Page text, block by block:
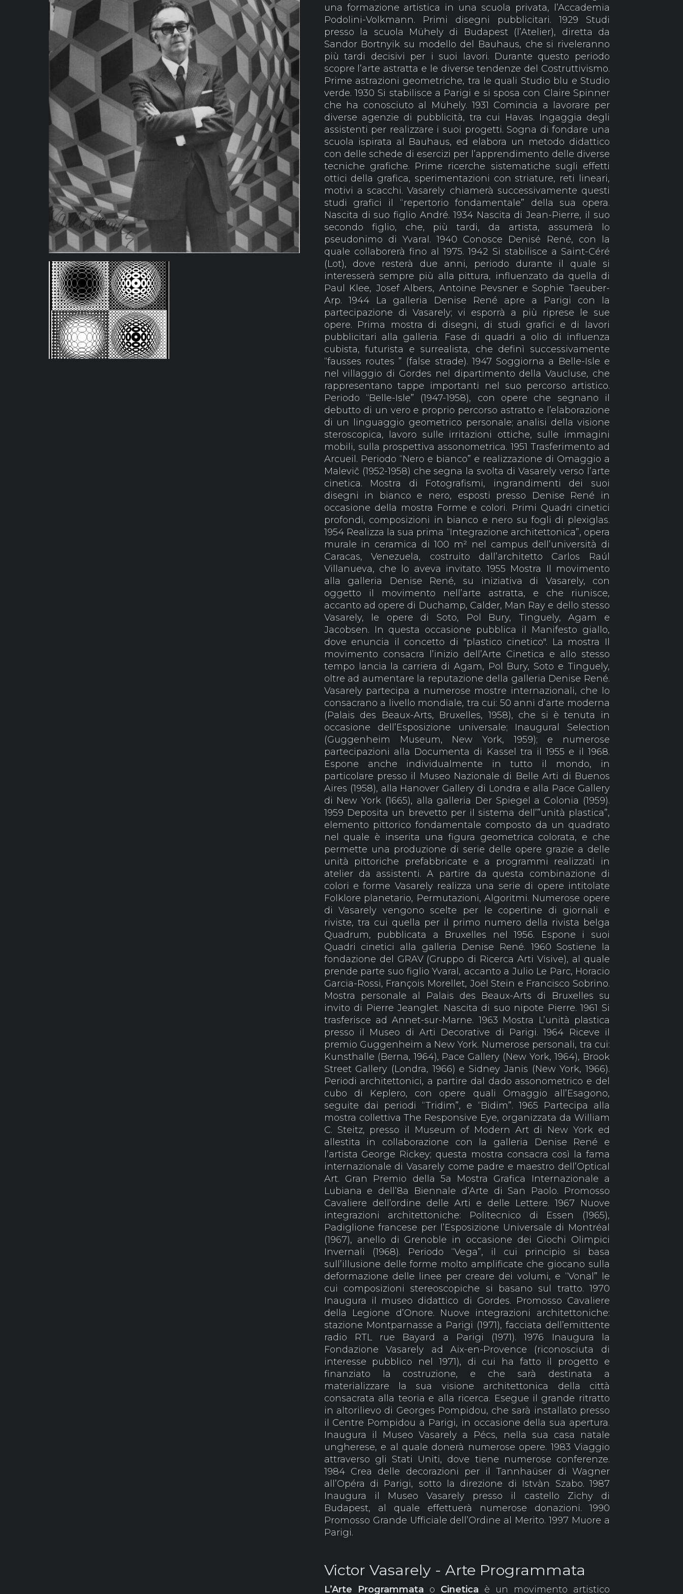
una formazione artistica in una scuola privata, l’Accademia
Podolini-Volkmann. Primi disegni pubblicitari. 1929 Studi
presso la scuola Mühely di Budapest (l’Atelier), diretta da
Sandor Bortnyik su modello del Bauhaus, che si riveleranno
più tardi decisivi per i suoi lavori. Durante questo periodo
scopre l’arte astratta e le diverse tendenze del Costruttivismo.
Prime astrazioni geometriche, tra le quali Studio blu e Studio
verde. 1930 Si stabilisce a Parigi e si sposa con Claire Spinner
che ha conosciuto al Mühely. 1931 Comincia a lavorare per
diverse agenzie di pubblicità, tra cui Havas. Ingaggia degli
assistenti per realizzare i suoi progetti. Sogna di fondare una
scuola ispirata al Bauhaus, ed elabora un metodo didattico
con delle schede di esercizi per l’apprendimento delle diverse
tecniche grafiche. Prime ricerche sistematiche sugli effetti
ottici della grafica, sperimentazioni con striature, reti lineari,
motivi a scacchi. Vasarely chiamerà successivamente questi
studi grafici il “repertorio fondamentale” della sua opera.
Nascita di suo figlio André. 1934 Nascita di Jean-Pierre, il suo
secondo figlio, che, più tardi, da artista, assumerà lo
pseudonimo di Yvaral. 1940 Conosce Denisé René, con la
quale collaborerà fino al 1975. 1942 Si stabilisce a Saint-Céré
(Lot), dove resterà due anni, periodo durante il quale si
interesserà sempre più alla pittura, influenzato da quella di
Paul Klee, Josef Albers, Antoine Pevsner e Sophie Taeuber-
Arp. 1944 La galleria Denise René apre a Parigi con la
partecipazione di Vasarely; vi esporrà a più riprese le sue
opere. Prima mostra di disegni, di studi grafici e di lavori
pubblicitari alla galleria. Fase di quadri a olio di influenza
cubista, futurista e surrealista, che definì successivamente
“fausses routes ” (false strade). 1947 Soggiorna a Belle-Isle e
nel villaggio di Gordes nel dipartimento della Vaucluse, che
rappresentano tappe importanti nel suo percorso artistico.
Periodo “Belle-Isle” (1947-1958), con opere che segnano il
debutto di un vero e proprio percorso astratto e l’elaborazione
di un linguaggio geometrico personale; analisi della visione
steroscopica, lavoro sulle irritazioni ottiche, sulle immagini
mobili, sulla prospettiva assonometrica. 1951 Trasferimento ad
Arcueil. Periodo “Nero e bianco” e realizzazione di Omaggio a
Malevič (1952-1958) che segna la svolta di Vasarely verso l’arte
cinetica. Mostra di Fotografismi, ingrandimenti dei suoi
disegni in bianco e nero, esposti presso Denise René in
occasione della mostra Forme e colori. Primi Quadri cinetici
profondi, composizioni in bianco e nero su fogli di plexiglas.
1954 Realizza la sua prima “Integrazione architettonica”, opera
murale in ceramica di 100 m² nel campus dell’università di
Caracas, Venezuela, costruito dall’architetto Carlos Raúl
Villanueva, che lo aveva invitato. 1955 Mostra Il movimento
alla galleria Denise René, su iniziativa di Vasarely, con
oggetto il movimento nell’arte astratta, e che riunisce,
accanto ad opere di Duchamp, Calder, Man Ray e dello stesso
Vasarely, le opere di Soto, Pol Bury, Tinguely, Agam e
Jacobsen. In questa occasione pubblica il Manifesto giallo,
dove enuncia il concetto di "plastico cinetico". La mostra Il
movimento consacra l’inizio dell’Arte Cinetica e allo stesso
tempo lancia la carriera di Agam, Pol Bury, Soto e Tinguely,
oltre ad aumentare la reputazione della galleria Denise René.
Vasarely partecipa a numerose mostre internazionali, che lo
consacrano a livello mondiale, tra cui: 50 anni d’arte moderna
(Palais des Beaux-Arts, Bruxelles, 1958), che si è tenuta in
occasione dell’Esposizione universale; Inaugural Selection
(Guggenheim Museum, New York, 1959); e numerose
partecipazioni alla Documenta di Kassel tra il 1955 e il 1968.
Espone anche individualmente in tutto il mondo, in
particolare presso il Museo Nazionale di Belle Arti di Buenos
Aires (1958), alla Hanover Gallery di Londra e alla Pace Gallery
di New York (1665), alla galleria Der Spiegel a Colonia (1959).
1959 Deposita un brevetto per il sistema dell’”unità plastica”,
elemento pittorico fondamentale composto da un quadrato
nel quale è inserita una figura geometrica colorata, e che
permette una produzione di serie delle opere grazie a delle
unità pittoriche prefabbricate e a programmi realizzati in
atelier da assistenti. A partire da questa combinazione di
colori e forme Vasarely realizza una serie di opere intitolate
Folklore planetario, Permutazioni, Algoritmi. Numerose opere
di Vasarely vengono scelte per le copertine di giornali e
riviste, tra cui quella per il primo numero della rivista belga
Quadrum, pubblicata a Bruxelles nel 1956. Espone i suoi
Quadri cinetici alla galleria Denise René. 1960 Sostiene la
fondazione del GRAV (Gruppo di Ricerca Arti Visive), al quale
prende parte suo figlio Yvaral, accanto a Julio Le Parc, Horacio
Garcia-Rossi, François Morellet, Joël Stein e Francisco Sobrino.
Mostra personale al Palais des Beaux-Arts di Bruxelles su
invito di Pierre Jeanglet. Nascita di suo nipote Pierre. 1961 Si
trasferisce ad Annet-sur-Marne. 1963 Mostra L’unità plastica
presso il Museo di Arti Decorative di Parigi. 1964 Riceve il
premio Guggenheim a New York. Numerose personali, tra cui:
Kunsthalle (Berna, 1964), Pace Gallery (New York, 1964), Brook
Street Gallery (Londra, 1966) e Sidney Janis (New York, 1966).
Periodi architettonici, a partire dal dado assonometrico e del
cubo di Keplero, con opere quali Omaggio all’Esagono,
seguite dai periodi “Tridim”, e “Bidim”. 1965 Partecipa alla
mostra collettiva The Responsive Eye, organizzata da William
C. Steitz, presso il Museum of Modern Art di New York ed
allestita in collaborazione con la galleria Denise René e
l’artista George Rickey; questa mostra consacra così la fama
internazionale di Vasarely come padre e maestro dell’Optical
Art. Gran Premio della 5a Mostra Grafica Internazionale a
Lubiana e dell’8a Biennale d’Arte di San Paolo. Promosso
Cavaliere dell’ordine delle Arti e delle Lettere. 1967 Nuove
integrazioni architettoniche: Politecnico di Essen (1965),
Padiglione francese per l’Esposizione Universale di Montréal
(1967), anello di Grenoble in occasione dei Giochi Olimpici
Invernali (1968). Periodo “Vega”, il cui principio si basa
sull’illusione delle forme molto amplificate che giocano sulla
deformazione delle linee per creare dei volumi, e “Vonal” le
cui composizioni stereoscopiche si basano sul tratto. 1970
Inaugura il museo didattico di Gordes. Promosso Cavaliere
della Legione d’Onore. Nuove integrazioni architettoniche:
stazione Montparnasse a Parigi (1971), facciata dell’emittente
radio RTL rue Bayard a Parigi (1971). 1976 Inaugura la
Fondazione Vasarely ad Aix-en-Provence (riconosciuta di
interesse pubblico nel 1971), di cui ha fatto il progetto e
finanziato la costruzione, e che sarà destinata a
materializzare la sua visione architettonica della città
consacrata alla teoria e alla ricerca. Esegue il grande ritratto
in altorilievo di Georges Pompidou, che sarà installato presso
il Centre Pompidou a Parigi, in occasione della sua apertura.
Inaugura il Museo Vasarely a Pécs, nella sua casa natale
ungherese, e al quale donerà numerose opere. 1983 Viaggio
attraverso gli Stati Uniti, dove tiene numerose conferenze.
1984 Crea delle decorazioni per il Tannhaüser di Wagner
all’Opéra di Parigi, sotto la direzione di Istvàn Szabo. 1987
Inaugura il Museo Vasarely presso il castello Zichy di
Budapest, al quale effettuerà numerose donazioni. 1990
Promosso Grande Ufficiale dell’Ordine al Merito. 1997 Muore a
Parigi.
Victor Vasarely - Arte Programmata
L’Arte Programmata o Cinetica è un movimento artistico